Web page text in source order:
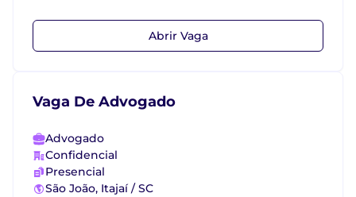
Abrir Vaga
Vaga De Advogado
Advogado
Confidencial
Presencial
São João, Itajaí / SC